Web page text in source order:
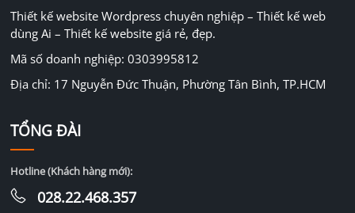
Thiết kế website Wordpress chuyên nghiệp – Thiết kế web
dùng Ai – Thiết kế website giá rẻ, đẹp.
Mã số doanh nghiệp: 0303995812
Địa chỉ: 17 Nguyễn Đức Thuận, Phường Tân Bình, TP.HCM
TỔNG ĐÀI
Hotline (Khách hàng mới):
028.22.468.357